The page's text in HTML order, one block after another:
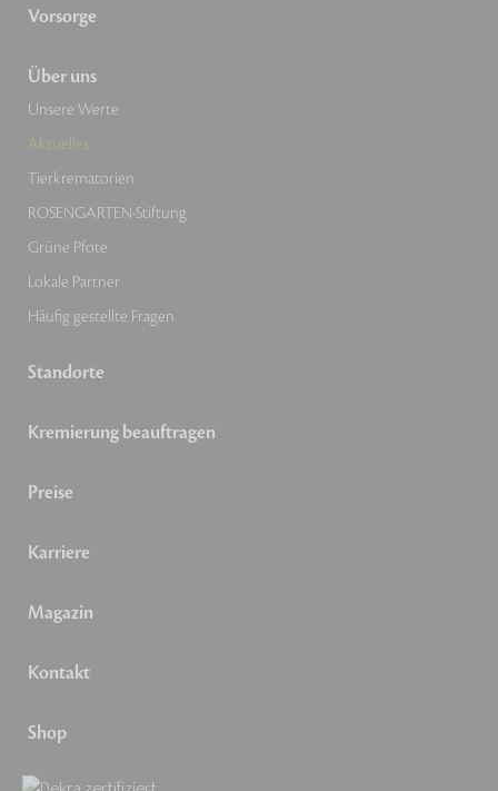
Vorsorge
Über uns
Unsere Werte
Aktuelles
Tierkrematorien
ROSENGARTEN-Stiftung
Grüne Pfote
Lokale Partner
Häufig gestellte Fragen
Standorte
Kremierung beauftragen
Preise
Karriere
Magazin
Kontakt
Shop